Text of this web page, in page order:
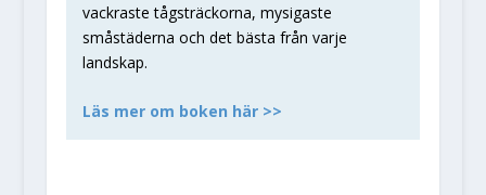
vackraste tågsträckorna, mysigaste
småstäderna och det bästa från varje
landskap.
Läs mer om boken här >>